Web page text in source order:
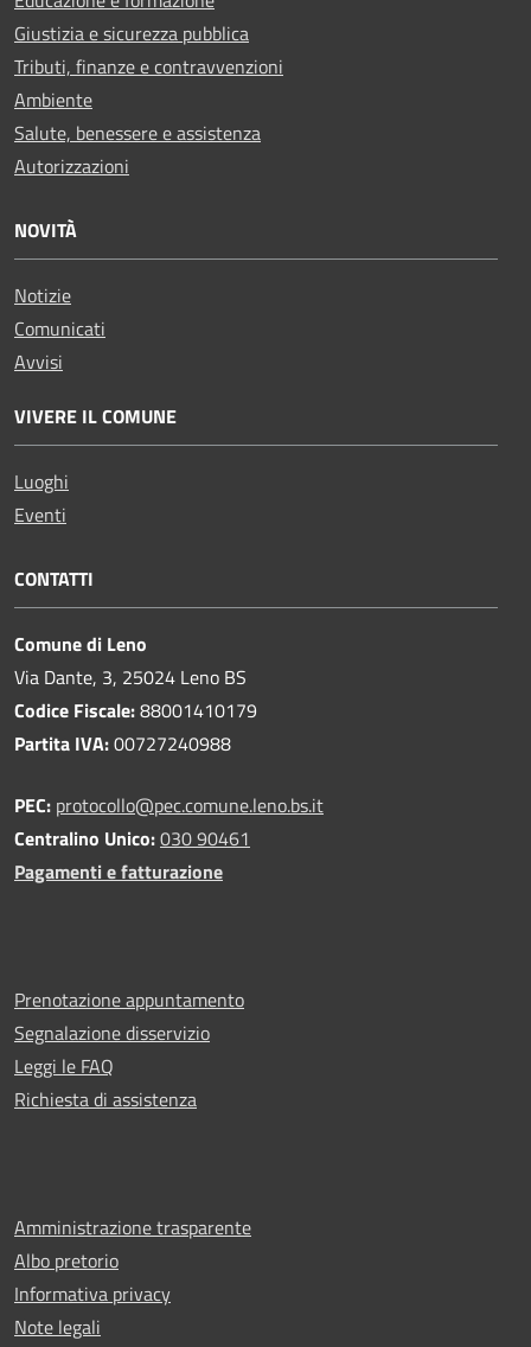
Giustizia e sicurezza pubblica
Tributi, finanze e contravvenzioni
Ambiente
Salute, benessere e assistenza
Autorizzazioni
NOVITÀ
Notizie
Comunicati
Avvisi
VIVERE IL COMUNE
Luoghi
Eventi
CONTATTI
Comune di Leno
Via Dante, 3, 25024 Leno BS
Codice Fiscale:88001410179
Partita IVA:00727240988
PEC: protocollo@pec.comune.leno.bs.it
Centralino Unico:030 90461
Pagamenti e fatturazione
Prenotazione appuntamento
Segnalazione disservizio
Leggi le FAQ
Richiesta di assistenza
Amministrazione trasparente
Albo pretorio
Informativa privacy
Note legali